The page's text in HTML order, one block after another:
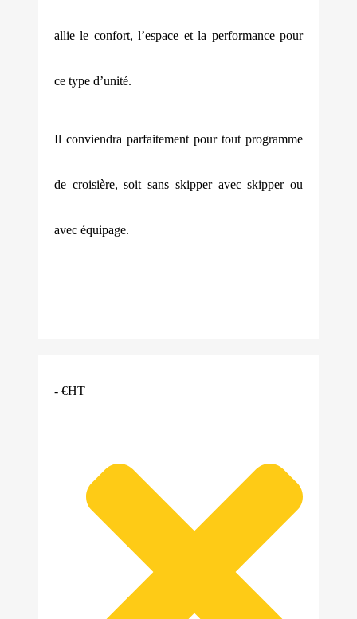
allie le confort, l’espace et la performance pour
ce type d’unité.
Il conviendra parfaitement pour tout programme
de croisière, soit sans skipper avec skipper ou
avec équipage.
- €HT